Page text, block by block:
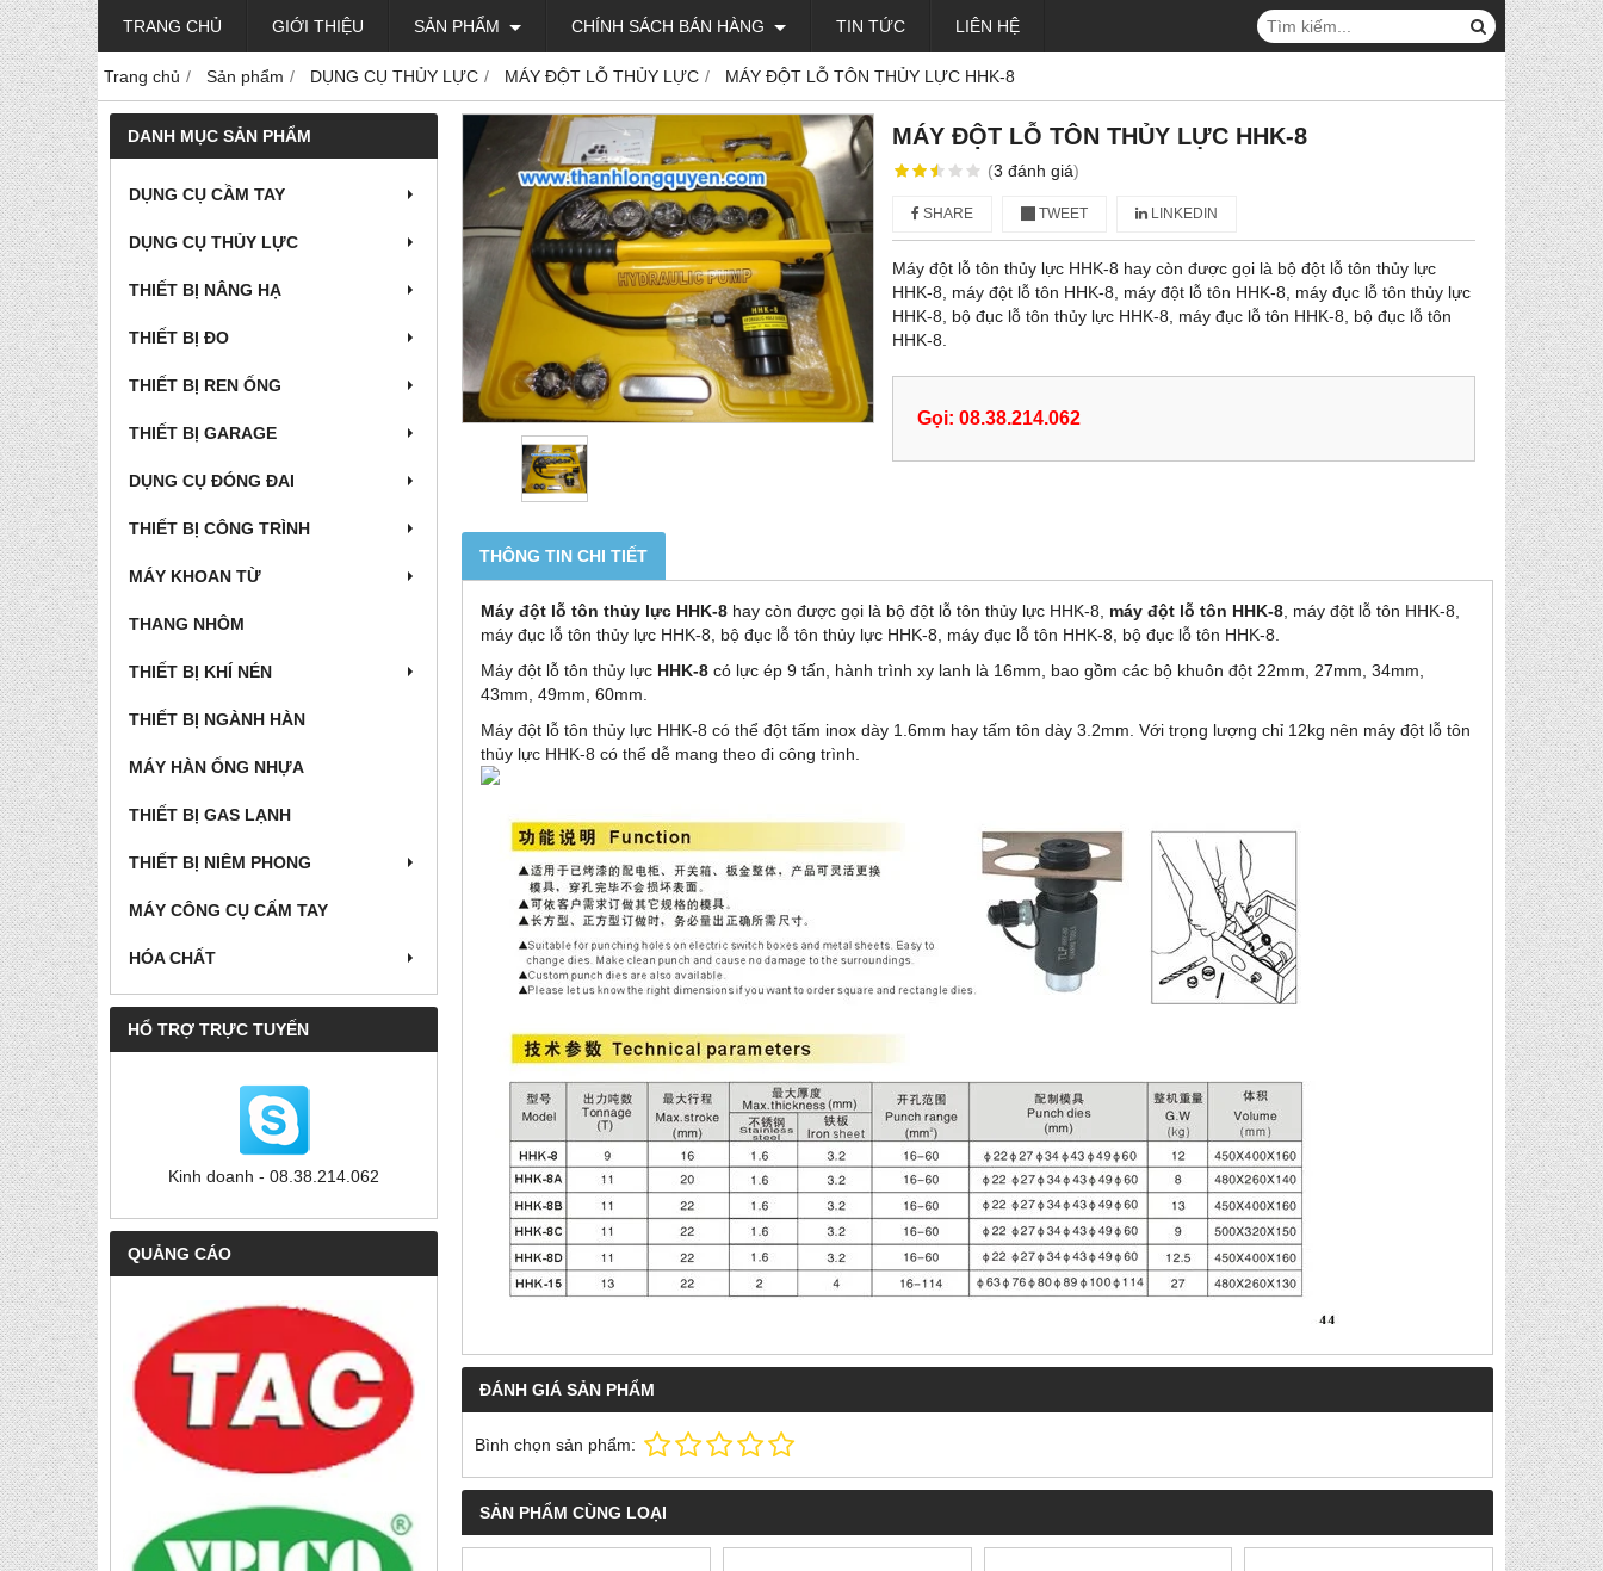
TRANG CHỦ GIỚI THIỆU SẢN PHẨM CHÍNH SÁCH BÁN HÀNG TIN TỨC LIÊN HỆ
Trang chủ Sản phẩm DỤNG CỤ THỦY LỰC MÁY ĐỘT LỖ THỦY LỰC MÁY ĐỘT LỖ TÔN THỦY LỰC HHK-8
DANH MỤC SẢN PHẨM
DỤNG CỤ CẦM TAY
DỤNG CỤ THỦY LỰC
THIẾT BỊ NÂNG HẠ
THIẾT BỊ ĐO
THIẾT BỊ REN ỐNG
THIẾT BỊ GARAGE
DỤNG CỤ ĐÓNG ĐAI
THIẾT BỊ CÔNG TRÌNH
MÁY KHOAN TỪ
THANG NHÔM
THIẾT BỊ KHÍ NÉN
THIẾT BỊ NGÀNH HÀN
MÁY HÀN ỐNG NHỰA
THIẾT BỊ GAS LẠNH
THIẾT BỊ NIÊM PHONG
MÁY CÔNG CỤ CẤM TAY
HÓA CHẤT
HỔ TRỢ TRỰC TUYẾN
Kinh doanh - 08.38.214.062
QUẢNG CÁO
MÁY ĐỘT LỖ TÔN THỦY LỰC HHK-8
(3 đánh giá)
SHARE TWEET LINKEDIN
Máy đột lỗ tôn thủy lực HHK-8 hay còn được gọi là bộ đột lỗ tôn thủy lực
HHK-8, máy đột lỗ tôn HHK-8, máy đột lỗ tôn HHK-8, máy đục lỗ tôn thủy lực
HHK-8, bộ đục lỗ tôn thủy lực HHK-8, máy đục lỗ tôn HHK-8, bộ đục lỗ tôn
HHK-8.
Gọi: 08.38.214.062
THÔNG TIN CHI TIẾT
Máy đột lỗ tôn thủy lực HHK-8 hay còn được gọi là bộ đột lỗ tôn thủy lực HHK-8, máy đột lỗ tôn HHK-8 , máy đột lỗ tôn HHK-8,
máy đục lỗ tôn thủy lực HHK-8, bộ đục lỗ tôn thủy lực HHK-8, máy đục lỗ tôn HHK-8, bộ đục lỗ tôn HHK-8.
Máy đột lỗ tôn thủy lực HHK-8 có lực ép 9 tấn, hành trình xy lanh là 16mm, bao gồm các bộ khuôn đột 22mm, 27mm, 34mm,
43mm, 49mm, 60mm.
Máy đột lỗ tôn thủy lực HHK-8 có thể đột tấm inox dày 1.6mm hay tấm tôn dày 3.2mm. Với trọng lượng chỉ 12kg nên máy đột lỗ tôn
thủy lực HHK-8 có thể dễ mang theo đi công trình.
ĐÁNH GIÁ SẢN PHẨM
Bình chọn sản phẩm:
SẢN PHẨM CÙNG LOẠI